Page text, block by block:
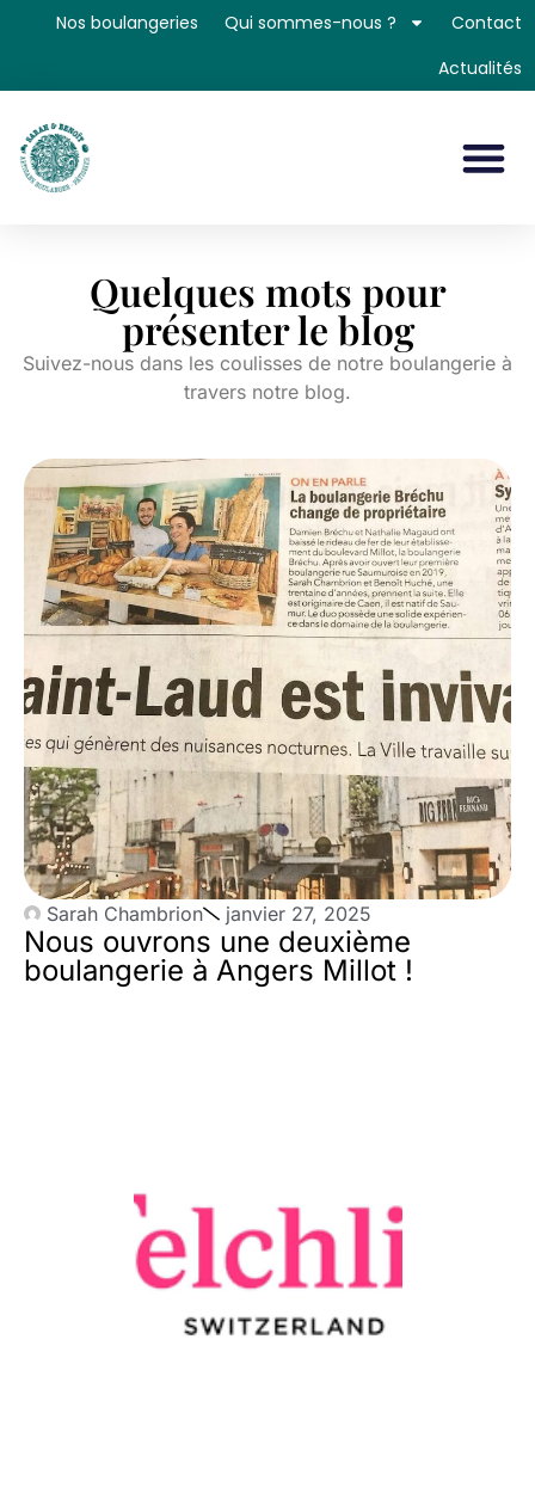
Nos boulangeries Qui sommes-nous ?
Contact
Actualités
Quelques mots pour
présenter le blog
Suivez-nous dans les coulisses de notre boulangerie à
travers notre blog.
Sarah Chambrion janvier 27, 2025
Nous ouvrons une deuxième
boulangerie à Angers Millot !